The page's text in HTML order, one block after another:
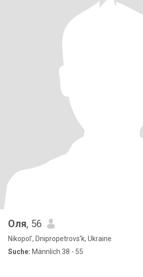
Оля, 56
Nikopol', Dnipropetrovs'k, Ukraine
Suche: Männlich 38 - 55